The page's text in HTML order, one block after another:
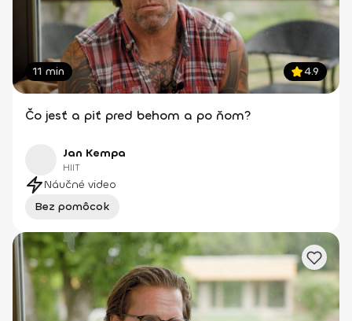
11 min 4.9
Čo jesť a piť pred behom a po ňom?
Jan Kempa
HIIT
Náučné video
Bez pomôcok